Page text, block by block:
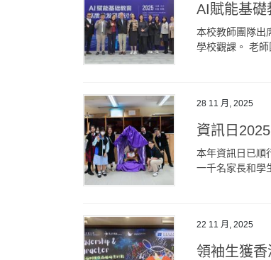
AI賦能基礎
本校教師團隊出
學校觀課。 老
28 11 月, 2025
資訊日2025
本年資訊日已順
一千名家長和
22 11 月, 2025
領袖生獲